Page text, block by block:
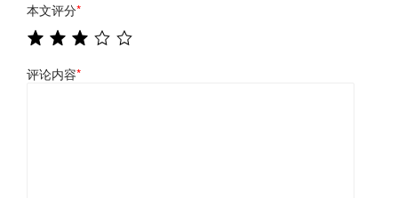
本文评分*
评论内容*